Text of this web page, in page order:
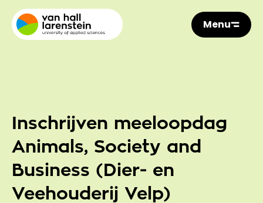
Menu
Inschrijven meeloopdag
Animals, Society and
Business (Dier- en
Veehouderij Velp)